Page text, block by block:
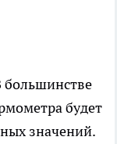
будет
значений.